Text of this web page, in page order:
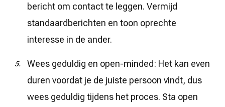
bericht om contact te leggen. Vermijd
standaardberichten en toon oprechte
interesse in de ander.
Wees geduldig en open-minded: Het kan even
duren voordat je de juiste persoon vindt, dus
wees geduldig tijdens het proces. Sta open